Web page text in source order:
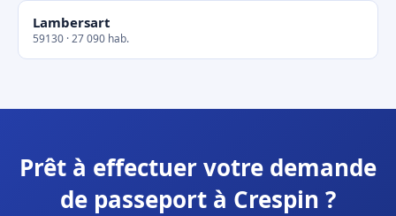
Lambersart
59130 · 27 090 hab.
Prêt à effectuer votre demande
de passeport à Crespin ?